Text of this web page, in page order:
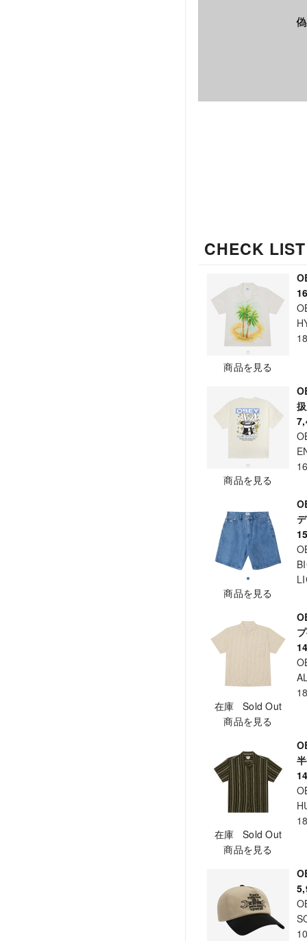
CHECK LIST
商品を見る
商品を見る
商品を見る
在庫 Sold Out
商品を見る
在庫 Sold Out
商品を見る